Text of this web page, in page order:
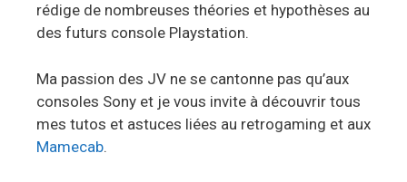
rédige de nombreuses théories et hypothèses au
des futurs console Playstation.
Ma passion des JV ne se cantonne pas qu’aux
consoles Sony et je vous invite à découvrir tous
mes tutos et astuces liées au retrogaming et aux
Mamecab.